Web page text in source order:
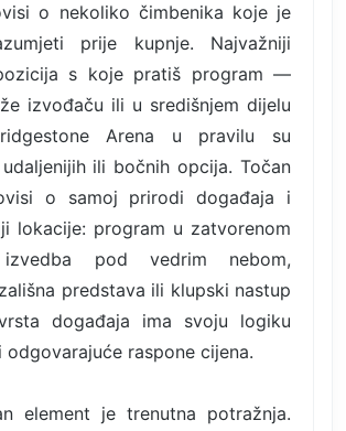
o nekoliko čimbenika koje je
prije kupnje. Najvažniji
s koje pratiš program —
izvođaču ili u središnjem dijelu
Arena u pravilu su
ili bočnih opcija. Točan
o samoj prirodi događaja i
lokacije: program u zatvorenom
izvedba pod vedrim nebom,
predstava ili klupski nastup
događaja ima svoju logiku
odgovarajuće raspone cijena.
element je trenutna potražnja.